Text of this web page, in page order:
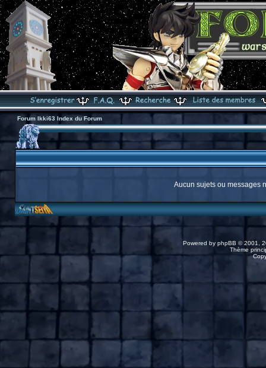
Forum Ikki63 Index du Forum
Aucun sujets ou messages
Powered by phpBB © 2001,
Thème